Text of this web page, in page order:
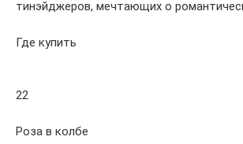
тинэйджеров, мечтающих о
Где купить
22
Роза в колбе